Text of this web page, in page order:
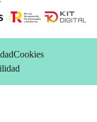
Cookies